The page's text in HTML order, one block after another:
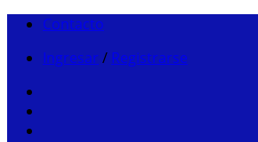
Contacto
Ingresar / Registrarse